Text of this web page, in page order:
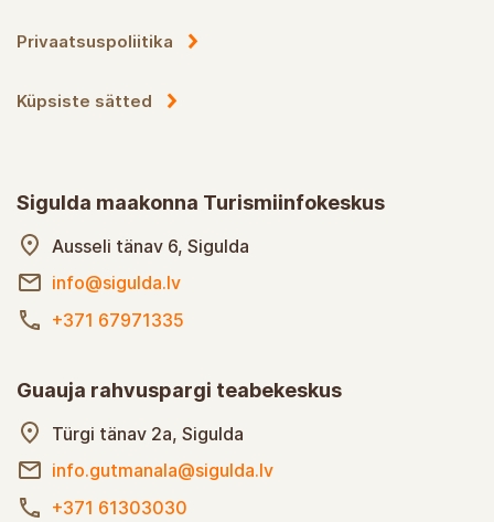
Privaatsuspoliitika
Küpsiste sätted
Sigulda maakonna Turismiinfokeskus
Ausseli tänav 6, Sigulda
info@sigulda.lv
+371 67971335
Guauja rahvuspargi teabekeskus
Türgi tänav 2a, Sigulda
info.gutmanala@sigulda.lv
+371 61303030